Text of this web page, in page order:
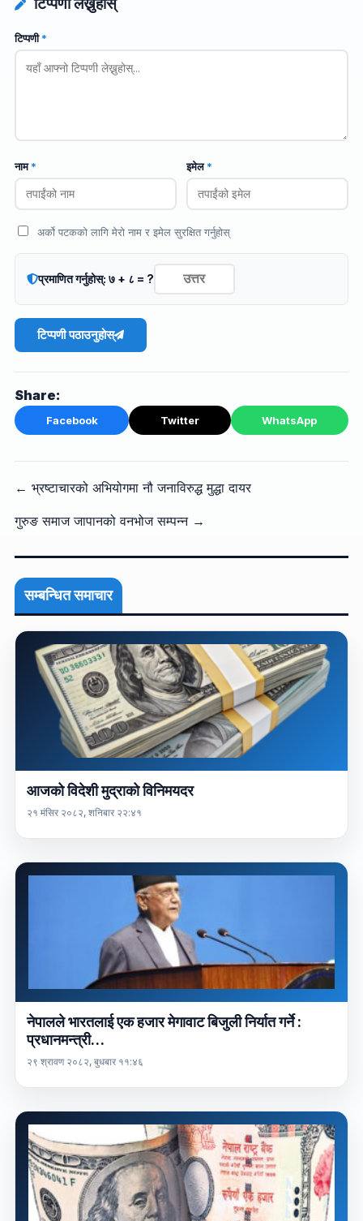
टिप्पणी*
नाम* इमेल*
अर्को पटकको लागि मेरो नाम र इमेल सुरक्षित गर्नुहोस्
प्रमाणित गर्नुहोस्: ७ + ८ = ?
टिप्पणी पठाउनुहोस्
Share:
Facebook Twitter WhatsApp
← भ्रष्टाचारको अभियोगमा नौ जनाविरुद्ध मुद्धा दायर
गुरुङ समाज जापानको वनभोज सम्पन्न →
सम्बन्धित समाचार
आजको विदेशी मुद्राको विनिमयदर
२१ मंसिर २०८२, शनिबार २२:४१
नेपालले भारतलाई एक हजार मेगावाट बिजुली निर्यात गर्ने :
प्रधानमन्त्री…
२९ श्रावण २०८२, बुधबार ११:४६